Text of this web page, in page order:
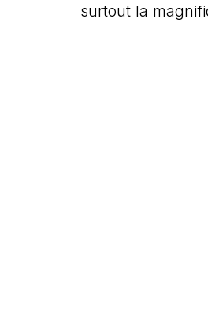
surtout la